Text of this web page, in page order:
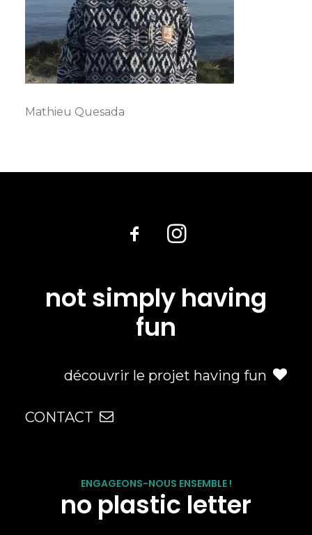
Mathieu Quesada
not simply having
fun
découvrir le projet having fun
CONTACT
ENGAGEONS-NOUS ENSEMBLE !
no plastic letter